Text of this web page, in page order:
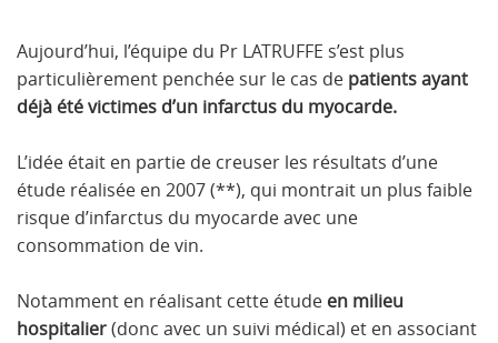
Aujourd’hui, l’équipe du Pr LATRUFFE s’est plus
particulièrement penchée sur le cas de patients ayant
déjà été victimes d’un infarctus du myocarde.
L’idée était en partie de creuser les résultats d’une
étude réalisée en 2007 (**), qui montrait un plus faible
risque d’infarctus du myocarde avec une
consommation de vin.
Notamment en réalisant cette étude en milieu
hospitalier(donc avec un suivi médical) et en associant